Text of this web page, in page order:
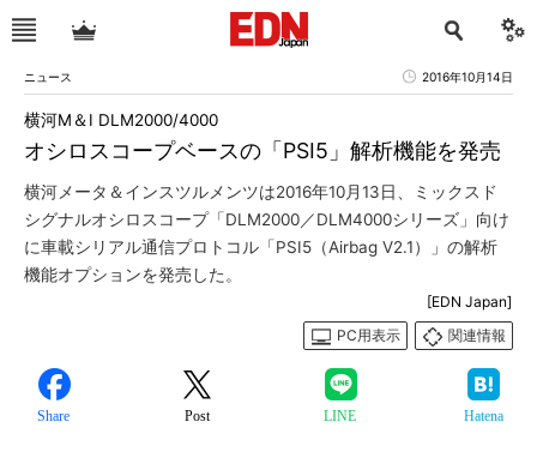
ニュース 2016年10月14日
オシロスコープベースの「PSI5」解析機能を発売
横河M＆I DLM2000/4000
横河メータ＆インスツルメンツは2016年10月13日、ミックスド
シグナルオシロスコープ「DLM2000／DLM4000シリーズ」向け
に車載シリアル通信プロトコル「PSI5（Airbag V2.1）」の解析
機能オプションを発売した。
[EDN Japan]
PC用表示
関連情報
Share Post LINE Hatena